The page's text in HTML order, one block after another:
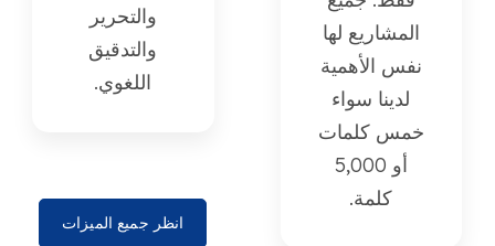
المشاريع لها
نفس الأهمية
لدينا سواء
خمس كلمات
أو 5,000
كلمة.
والتحرير
والتدقيق
اللغوي.
انظر جميع الميزات